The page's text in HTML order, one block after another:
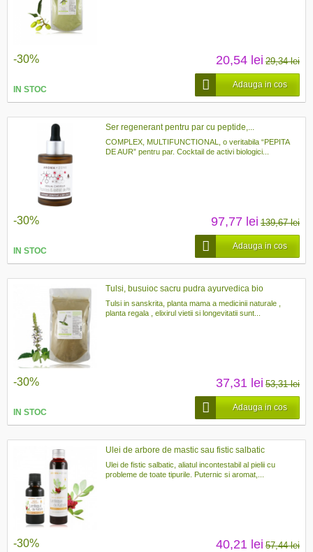
-30% 20,54 lei 29,34 lei
IN STOC
Adauga in cos
Ser regenerant pentru par cu peptide,...
COMPLEX, MULTIFUNCTIONAL, o veritabila “PEPITA
DE AUR” pentru par. Cocktail de activi biologici...
-30% 97,77 lei 139,67 lei
IN STOC
Adauga in cos
Tulsi, busuioc sacru pudra ayurvedica bio
Tulsi in sanskrita, planta mama a medicinii naturale ,
planta regala , elixirul vietii si longevitatii sunt...
-30% 37,31 lei 53,31 lei
IN STOC
Adauga in cos
Ulei de arbore de mastic sau fistic salbatic
Ulei de fistic salbatic, aliatul incontestabil al pielii cu
probleme de toate tipurile. Puternic si aromat,...
-30% 40,21 lei 57,44 lei